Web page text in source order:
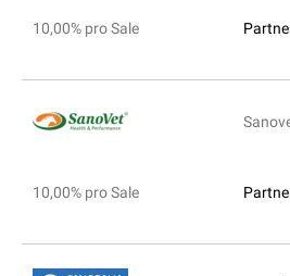
10,00% pro Sale
10,00% pro Sale